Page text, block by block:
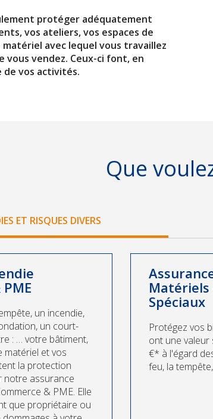
protéger adéquatement
vos ateliers, vos espaces de
matériel avec lequel vous travaillez
vous vendez. Ceux-ci font, en
vos activités.
Que
ET RISQUES DIVERS
un incendie,
un court-
: … votre bâtiment,
matériel et vos
la protection
notre assurance
& PME. Elle
que propriétaire ou
Matériels
Spéciaux
Protégez vos
ont une valeur
€* à l'égard
feu, la